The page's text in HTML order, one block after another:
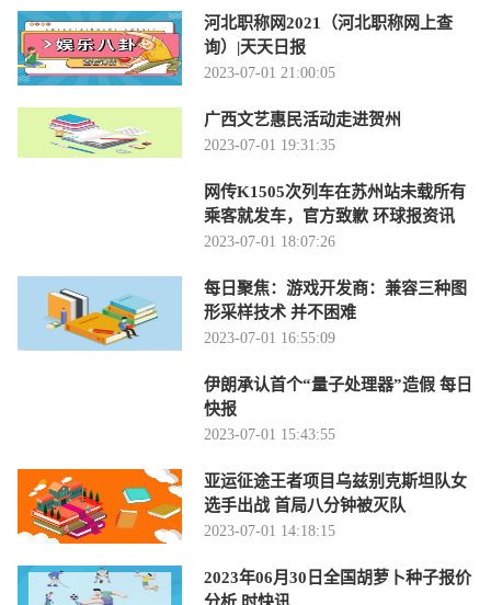
河北职称网2021（河北职称网上查
询）|天天日报
2023-07-01 21:00:05
广西文艺惠民活动走进贺州
2023-07-01 19:31:35
网传K1505次列车在苏州站未载所有
乘客就发车，官方致歉 环球报资讯
2023-07-01 18:07:26
每日聚焦：游戏开发商：兼容三种图
形采样技术 并不困难
2023-07-01 16:55:09
伊朗承认首个“量子处理器”造假 每日
快报
2023-07-01 15:43:55
亚运征途王者项目乌兹别克斯坦队女
选手出战 首局八分钟被灭队
2023-07-01 14:18:15
2023年06月30日全国胡萝卜种子报价
分析 时快讯